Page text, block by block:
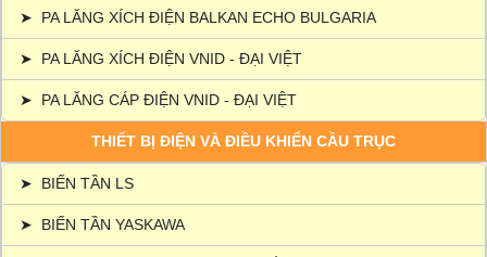
➤ PA LĂNG XÍCH ĐIỆN BALKAN ECHO BULGARIA
➤ PA LĂNG XÍCH ĐIỆN VNID - ĐẠI VIỆT
➤ PA LĂNG CÁP ĐIỆN VNID - ĐẠI VIỆT
THIẾT BỊ ĐIỆN VÀ ĐIỀU KHIỂN CẦU TRỤC
➤ BIẾN TẦN LS
➤ BIẾN TẦN YASKAWA